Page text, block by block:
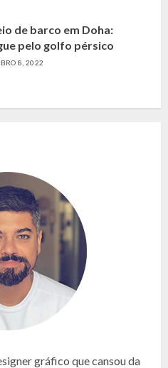
de barco em Doha:
pelo golfo pérsico
8, 2022
gráfico que cansou da